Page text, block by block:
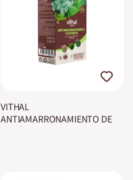
VITHAL
ANTIAMARRONAMIENTO DE